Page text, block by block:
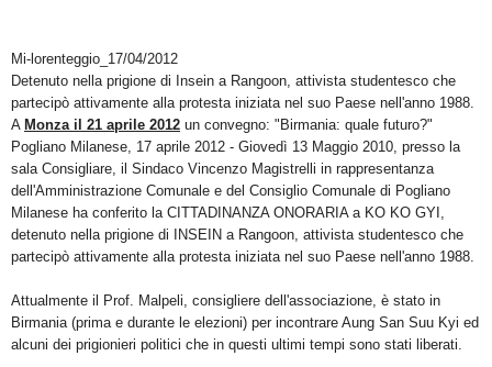
Mi-lorenteggio_17/04/2012
Detenuto nella prigione di Insein a Rangoon, attivista studentesco che
partecipò attivamente alla protesta iniziata nel suo Paese nell'anno 1988.
A Monza il 21 aprile 2012 un convegno: "Birmania: quale futuro?"
Pogliano Milanese, 17 aprile 2012 - Giovedì 13 Maggio 2010, presso la
sala Consigliare, il Sindaco Vincenzo Magistrelli in rappresentanza
dell'Amministrazione Comunale e del Consiglio Comunale di Pogliano
Milanese ha conferito la CITTADINANZA ONORARIA a KO KO GYI,
detenuto nella prigione di INSEIN a Rangoon, attivista studentesco che
partecipò attivamente alla protesta iniziata nel suo Paese nell'anno 1988.
Attualmente il Prof. Malpeli, consigliere dell'associazione, è stato in
Birmania (prima e durante le elezioni) per incontrare Aung San Suu Kyi ed
alcuni dei prigionieri politici che in questi ultimi tempi sono stati liberati.